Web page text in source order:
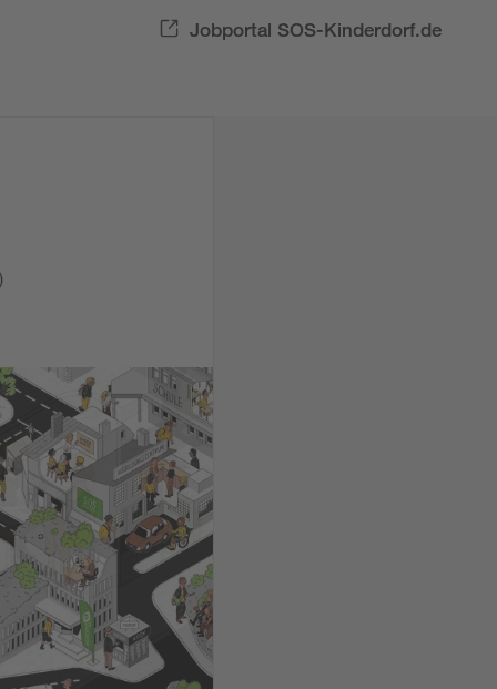
Jobportal SOS-Kinderdorf.de